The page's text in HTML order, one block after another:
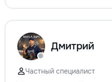
Дмитрий
Частный специалист